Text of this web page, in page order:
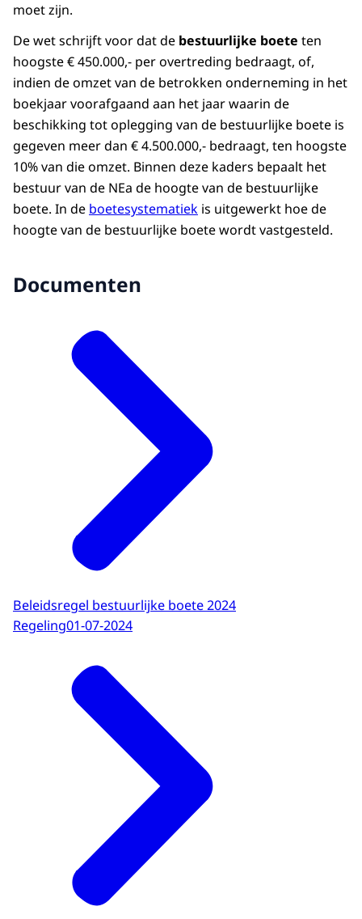
moet zijn.
De wet schrijft voor dat de bestuurlijke boete ten
hoogste € 450.000,- per overtreding bedraagt, of,
indien de omzet van de betrokken onderneming in het
boekjaar voorafgaand aan het jaar waarin de
beschikking tot oplegging van de bestuurlijke boete is
gegeven meer dan € 4.500.000,- bedraagt, ten hoogste
10% van die omzet. Binnen deze kaders bepaalt het
bestuur van de NEa de hoogte van de bestuurlijke
boete. In de boetesystematiek is uitgewerkt hoe de
hoogte van de bestuurlijke boete wordt vastgesteld.
Documenten
Beleidsregel bestuurlijke boete 2024
Regeling01-07-2024